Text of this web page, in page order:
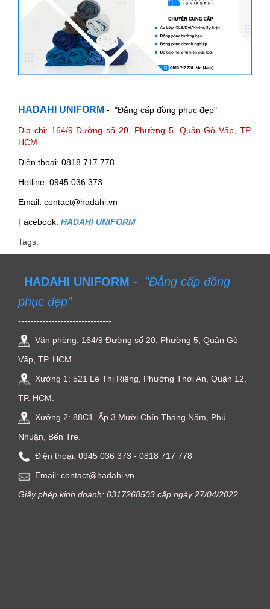
HADAHI UNIFORM - "Đẳng cấp đồng phục đẹp"
Địa chỉ: 164/9 Đường số 20, Phường 5, Quận Gò Vấp, TP.
HCM
Điện thoại: 0818 717 778
Hotline: 0945.036.373
Email: contact@hadahi.vn
Facebook: HADAHI UNIFORM
Tags:
HADAHI UNIFORM - "Đẳng cấp đồng
phục đẹp"
-------------------------------
Văn phòng: 164/9 Đường số 20, Phường 5, Quận Gò
Vấp, TP. HCM.
Xưởng 1: 521 Lê Thị Riêng, Phường Thới An, Quận 12,
TP. HCM.
Xưởng 2: 88C1, Ấp 3 Mười Chín Tháng Năm, Phú
Nhuận, Bến Tre.
Điện thoại: ‭0945 036 373‬ - 0818 717 778
Email: contact@hadahi.vn
Giấy phép kinh doanh: 0317268503 cấp ngày 27/04/2022